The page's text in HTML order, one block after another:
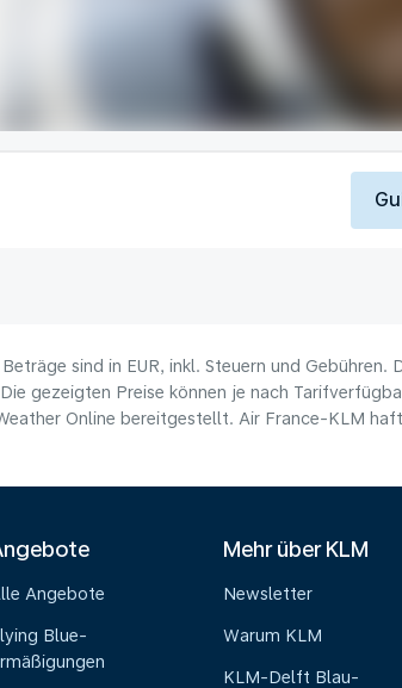
sind in EUR, inkl. Steuern und Gebühren.
gezeigten Preise können je nach
Online bereitgestellt. Air France-KLM
Angebote
Blue-
Mehr über KLM
Newsletter
Warum KLM
KLM-Delft Blau-